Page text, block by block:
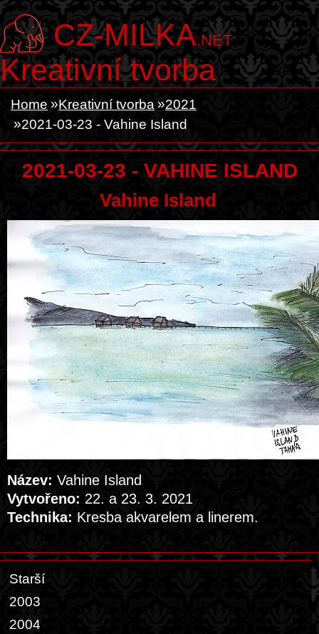
CZ-MILKA.NET
Kreativní tvorba
Home Kreativní tvorba
2021
2021-03-23 - Vahine Island
2021-03-23 - VAHINE ISLAND
Vahine Island
Název: Vahine Island
Vytvořeno: 22. a 23. 3. 2021
Technika: Kresba akvarelem a linerem.
Starší
2003
2004